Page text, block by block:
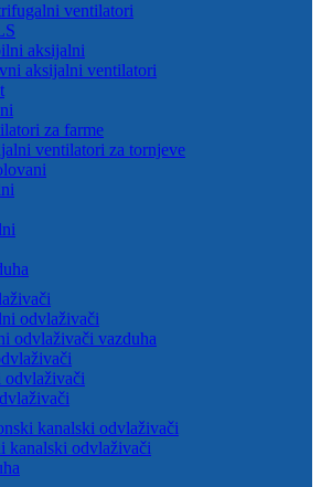
ventilatori
aksijalni
aksijalni ventilatori
za farme
ventilatori za tornjeve
odvlaživači
odvlaživači vazduha
odvlaživači
kanalski odvlaživači
kanalski odvlaživači